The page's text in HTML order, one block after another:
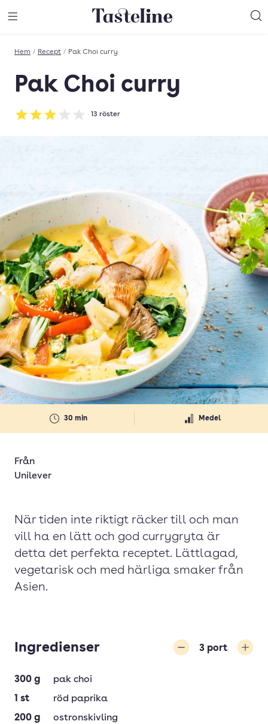
Till Tastelines startsida
Hem / Recept / Pak Choi curry
Pak Choi curry
Betyg: 3 av 5
13 röster
30 min Medel
Från
Unilever
När tiden inte riktigt räcker till och man
vill ha en lätt och god currygryta är
detta det perfekta receptet. Lättlagad,
vegetarisk och med härliga smaker från
Asien.
Ingredienser 3 port
300 g
pak choi
1 st
röd paprika
200 g
ostronskivling